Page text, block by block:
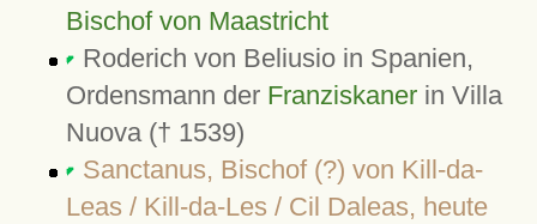
Bischof von Maastricht
Roderich von Beliusio in Spanien,
Ordensmann der Franziskanerin Villa
Nuova († 1539)
Sanctanus, Bischof (?) von Kill-da-
Leas / Kill-da-Les / Cil Daleas, heute